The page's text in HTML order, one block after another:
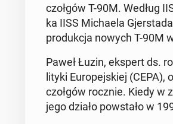
czołgów T-90M. Według
ka IISS Mi­cha­ela
pro­duk­cja nowych T-90M
Paweł Łuzin, ekspert ds.
li­ty­ki Eu­ro­pej­skiej
czołgów rocznie. Kiedy w
jego działo po­wsta­ło w